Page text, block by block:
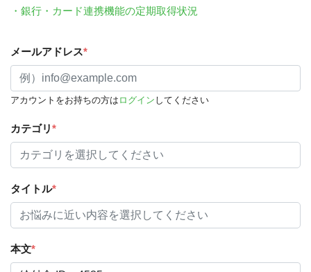
・銀行・カード連携機能の定期取得状況
メールアドレス*
アカウントをお持ちの方は ログイン してください
カテゴリ*
タイトル*
本文*